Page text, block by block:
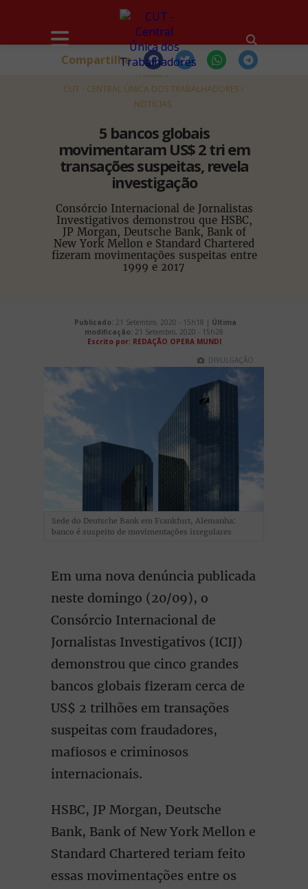
HOME
CUT - CENTRAL ÚNICA DOS TRABALHADORES
NOTÍCIAS
5 bancos globais
movimentaram US$ 2 tri em
transações suspeitas, revela
investigação
Consórcio Internacional de Jornalistas
Investigativos demonstrou que HSBC,
JP Morgan, Deutsche Bank, Bank of
New York Mellon e Standard Chartered
fizeram movimentações suspeitas entre
1999 e 2017
Compartilhe
Publicado: 21 Setembro, 2020 - 15h18 | Última
modificação: 21 Setembro, 2020 - 15h28
Escrito por: REDAÇÃO OPERA MUNDI
DIVULGAÇÃO
Sede do Deutsche Bank em Frankfurt, Alemanha:
banco é suspeito de movimentações irregulares
Em uma nova denúncia publicada
neste domingo (20/09), o
Consórcio Internacional de
Jornalistas Investigativos (ICIJ)
demonstrou que cinco grandes
bancos globais fizeram cerca de
US$ 2 trilhões em transações
suspeitas com fraudadores,
mafiosos e criminosos
internacionais.
HSBC, JP Morgan, Deutsche
Bank, Bank of New York Mellon e
Standard Chartered teriam feito
essas movimentações entre os